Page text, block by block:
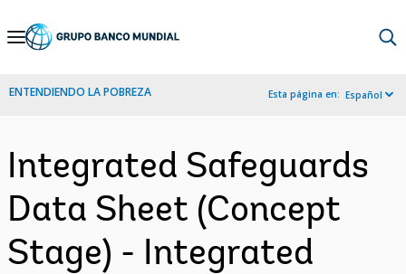
Skip
Navigation
ENTENDIENDO LA POBREZA Esta página en: Español
Integrated Safeguards
Data Sheet (Concept
Stage) - Integrated